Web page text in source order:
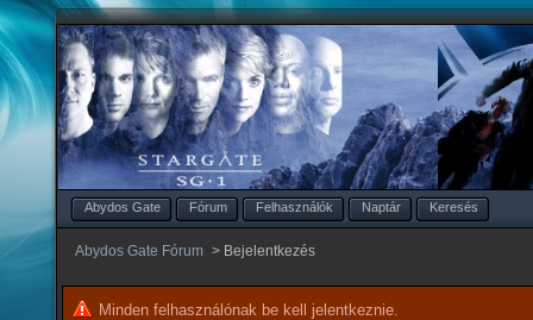
Abydos Gate Fórum Felhasználók Naptár Keresés
Abydos Gate Fórum > Bejelentkezés
Minden felhasználónak be kell jelentkeznie.